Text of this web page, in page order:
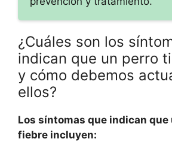
¿Cuáles son los
indican que un perro
y cómo debemos
ellos?
Los síntomas que indican que
fiebre incluyen: